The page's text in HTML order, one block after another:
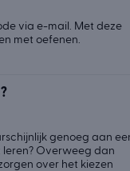
via e-mail. Met deze
met oefenen.
genoeg aan
leren? Overweeg dan
over het kiezen